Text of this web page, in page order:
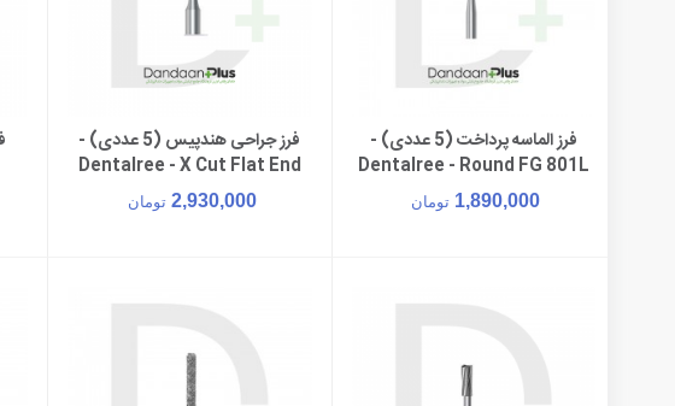
افزودن به سبد خریدفرز الماسه پرداخت (5 عددی) -
Dentalree - Round FG 801L
1,890,000 تومان
افزودن به سبد خریدفرز جراحی هندپیس (5 عددی) -
Dentalree - X Cut Flat End
Fissure
2,930,000 تومان